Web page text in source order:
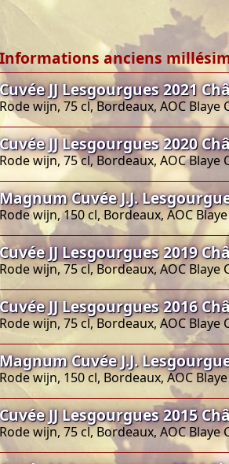
Informations anciens
Cuvée JJ Lesgourgues 2021
Rode wijn, 75 cl, Bordeaux, AOC Blaye
Cuvée JJ Lesgourgues 2020
Rode wijn, 75 cl, Bordeaux, AOC Blaye
Magnum Cuvée J.J.
Rode wijn, 150 cl, Bordeaux, AOC
Cuvée JJ Lesgourgues 2019
Rode wijn, 75 cl, Bordeaux, AOC Blaye
Cuvée JJ Lesgourgues 2016
Rode wijn, 75 cl, Bordeaux, AOC Blaye
Magnum Cuvée J.J.
Rode wijn, 150 cl, Bordeaux, AOC
Cuvée JJ Lesgourgues 2015
Rode wijn, 75 cl, Bordeaux, AOC Blaye